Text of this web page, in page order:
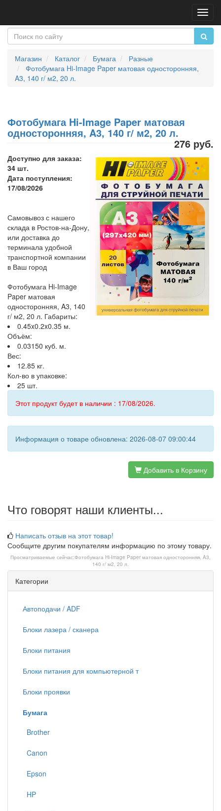
Магазин Каталог Бумага
Разные
Фотобумага Hi-Image Paper матовая односторонняя,
A3, 140 г/ м2, 20 л.
Фотобумага Hi-Image Paper матовая
односторонняя, A3, 140 г/ м2, 20 л.
276 руб.
Доступно для заказа:
34 шт.
Дата поступления:
17/08/2026
Самовывоз с нашего
склада в Ростов-на-Дону,
или доставка до
терминала удобной
транспортной компании
в Ваш город
Фотобумага Hi-Image
Paper матовая
односторонняя, A3, 140
г/ м2, 20 л. Габариты:
0.45x0.2x0.35 м.
Объём:
0.03150 куб. м.
Вес:
12.85 кг.
Кол-во в упаковке:
25 шт.
Этот продукт будет в наличии : 17/08/2026.
Информация о товаре обновлена: 2026-08-07 09:00:44
Добавить в Корзину
Что говорят наши клиенты...
Написать отзыв на этот товар!
Сообщите другим покупателям информацию по этому товару.
Просматриваемые сейчас:Фотобумага Hi-Image Paper матовая односторонняя, A3,
140 г/ м2, 20 л.
Категории
Автоподачи / ADF
Блоки лазера / сканера
Блоки питания
Блоки питания для компьютерной т
Блоки проявки
Бумага
Brother
Canon
Epson
HP